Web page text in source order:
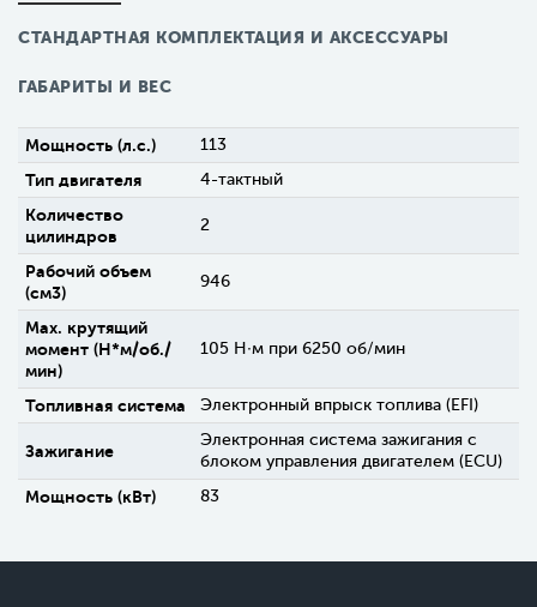
СТАНДАРТНАЯ КОМПЛЕКТАЦИЯ И АКСЕССУАРЫ
ГАБАРИТЫ И ВЕС
Мощность (л.с.) 113
Тип двигателя 4-тактный
Количество
цилиндров
2
Рабочий объем
(см3)
946
Max. крутящий
момент (H*м/об./
мин)
105 Н∙м при 6250 об/мин
Топливная система Электронный впрыск топлива (EFI)
Зажигание
Электронная система зажигания с
блоком управления двигателем (ECU)
Мощность (кВт) 83